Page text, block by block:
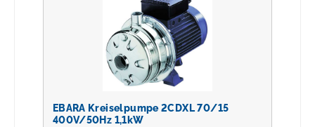
EBARA Kreiselpumpe 2CDXL 70/15
400V/50Hz 1,1kW